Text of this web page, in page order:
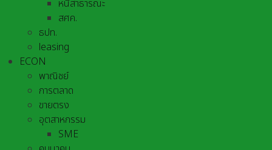
หนี้สาธารณะ
สศค.
ธปท.
leasing
ECON
พาณิชย์
การตลาด
ขายตรง
อุตสาหกรรม
SME